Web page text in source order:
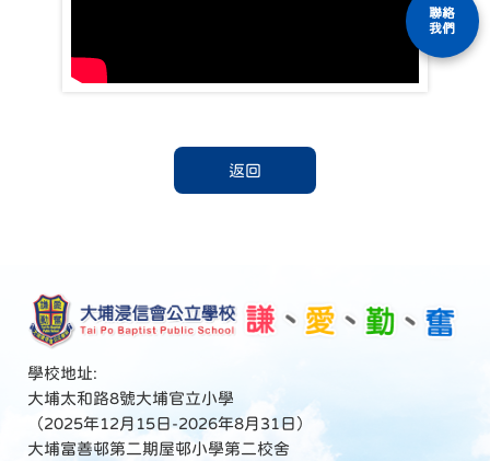
返回
學校地址:
大埔太和路8號大埔官立小學
（2025年12月15日-2026年8月31日）
大埔富善邨第二期屋邨小學第二校舍
聯絡
我們